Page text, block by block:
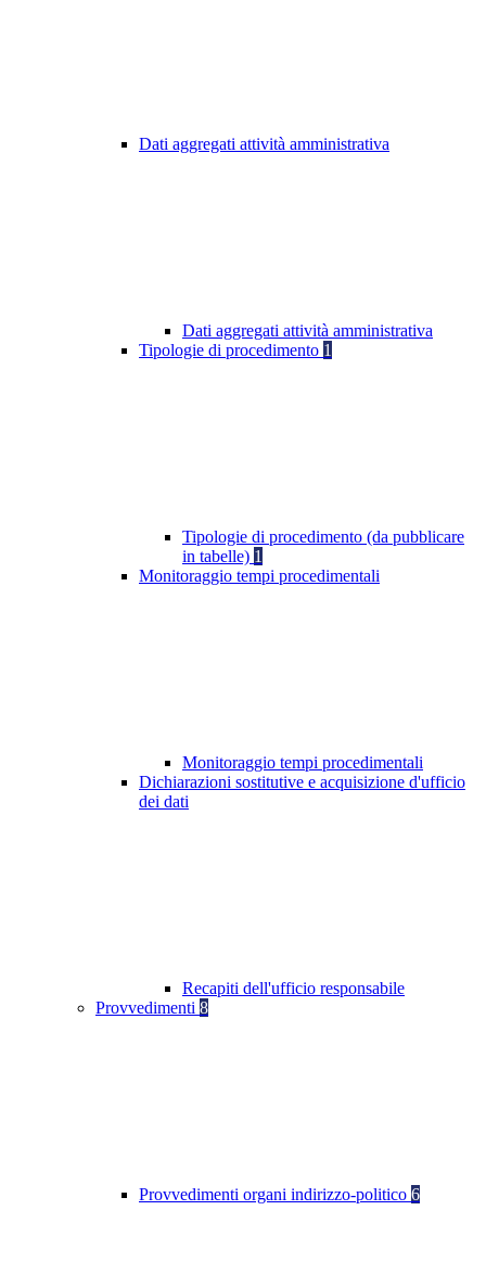
Dati aggregati attività amministrativa
Dati aggregati attività amministrativa
Tipologie di procedimento 1
Tipologie di procedimento (da pubblicare
in tabelle) 1
Monitoraggio tempi procedimentali
Monitoraggio tempi procedimentali
Dichiarazioni sostitutive e acquisizione d'ufficio
dei dati
Recapiti dell'ufficio responsabile
Provvedimenti 8
Provvedimenti organi indirizzo-politico 6